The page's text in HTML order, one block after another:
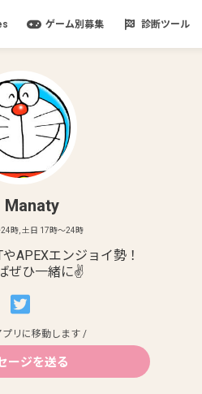
ゲーム別募集 診断ツール
Manaty
24時, 土日 17時〜24時
APEXエンジョイ勢！
ぜひ一緒に✌️
リに移動します /
ージを送る